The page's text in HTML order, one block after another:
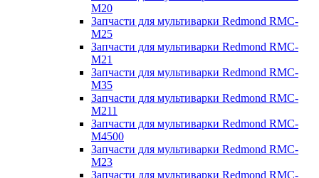
M20
Запчасти для мультиварки Redmond RMC-
M25
Запчасти для мультиварки Redmond RMC-
M21
Запчасти для мультиварки Redmond RMC-
M35
Запчасти для мультиварки Redmond RMC-
M211
Запчасти для мультиварки Redmond RMC-
M4500
Запчасти для мультиварки Redmond RMC-
M23
Запчасти для мультиварки Redmond RMC-